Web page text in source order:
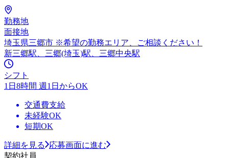
勤務地
面接地
埼玉県三郷市 ※希望の勤務エリア、ご相談ください！
新三郷駅、三郷(埼玉)駅、三郷中央駅
シフト
1日8時間 週1日からOK
交通費支給
未経験OK
短期OK
詳細を見る
応募画面に進む
契約社員